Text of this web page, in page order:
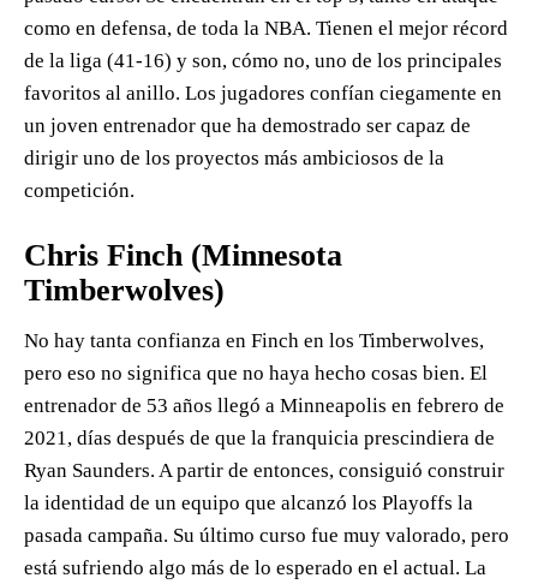
como en defensa, de toda la NBA. Tienen el mejor récord
de la liga (41-16) y son, cómo no, uno de los principales
favoritos al anillo. Los jugadores confían ciegamente en
un joven entrenador que ha demostrado ser capaz de
dirigir uno de los proyectos más ambiciosos de la
competición.
Chris Finch (Minnesota
Timberwolves)
No hay tanta confianza en Finch en los Timberwolves,
pero eso no significa que no haya hecho cosas bien. El
entrenador de 53 años llegó a Minneapolis en febrero de
2021, días después de que la franquicia prescindiera de
Ryan Saunders. A partir de entonces, consiguió construir
la identidad de un equipo que alcanzó los Playoffs la
pasada campaña. Su último curso fue muy valorado, pero
está sufriendo algo más de lo esperado en el actual. La